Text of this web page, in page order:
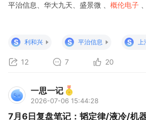
平治信息、华大九天、盛景微 、 概伦电子
S 利和兴 S 平治信息 S 上
12 7 20
一思一记
2026-07-06 15:44:28
7月6日复盘笔记：韬定律/液冷/机